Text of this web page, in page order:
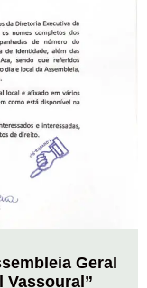
Geral
Vassoural”